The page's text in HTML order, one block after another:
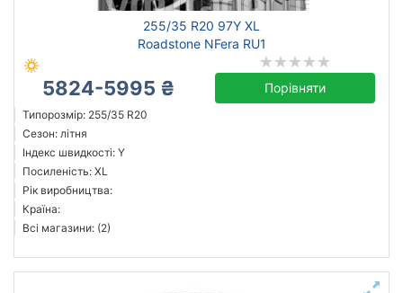
255/35 R20 97Y XL
Roadstone NFera RU1
5824-5995 ₴ Порівняти
Типорозмір: 255/35 R20
Сезон: літня
Індекс швидкості: Y
Посиленість: XL
Рік виробництва:
Країна:
Всі магазини: (2)